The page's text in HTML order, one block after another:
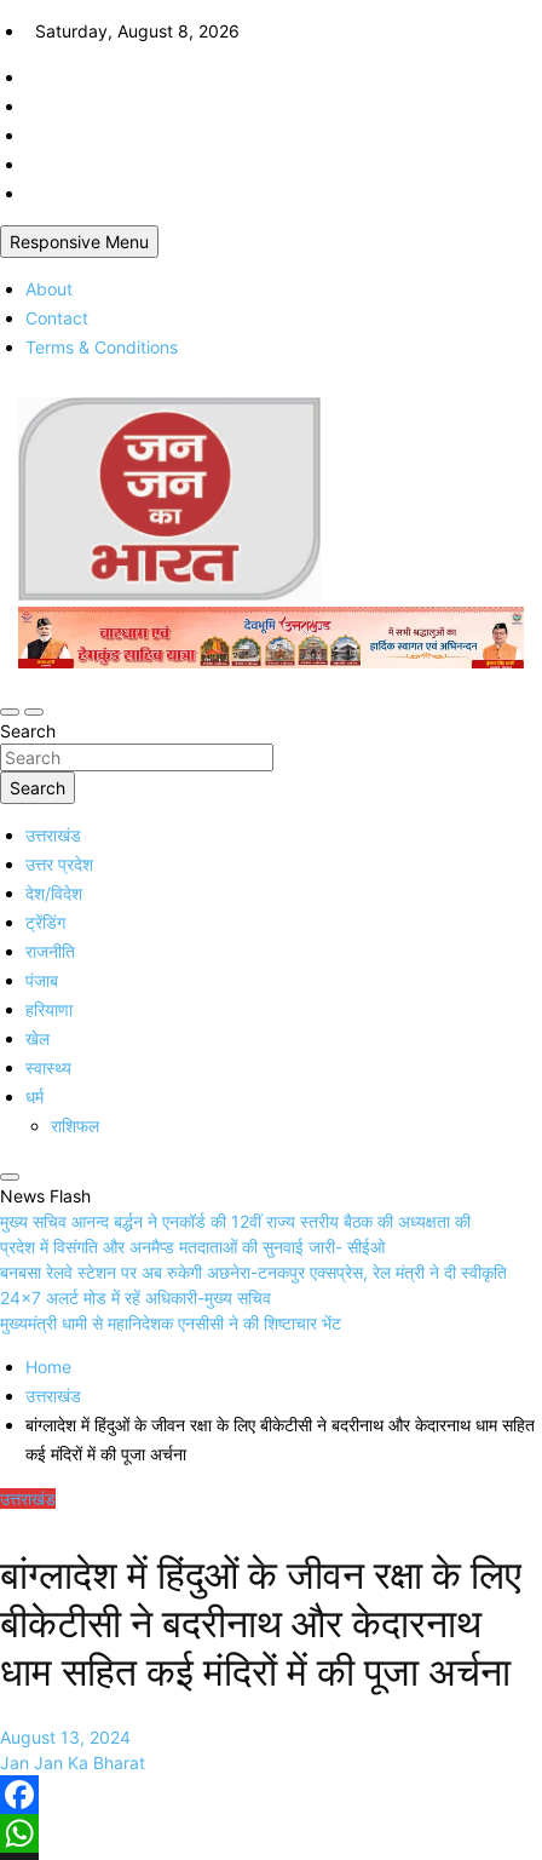
Skip
content
Saturday, August 8, 2026
Responsive Menu
About
Contact
Terms & Conditions
Jan Jan Ka Bharat
Online Trending Hindi News Website
Search
Search
उत्तराखंड
उत्तर प्रदेश
देश/विदेश
ट्रेंडिंग
राजनीति
पंजाब
हरियाणा
खेल
स्वास्थ्य
धर्म
राशिफल
News Flash
मुख्य सचिव आनन्द बर्द्धन ने एनकॉर्ड की 12वीं राज्य स्तरीय बैठक की अध्यक्षता की
प्रदेश में विसंगति और अनमैप्ड मतदाताओं की सुनवाई जारी- सीईओ
बनबसा रेलवे स्टेशन पर अब रुकेगी अछनेरा-टनकपुर एक्सप्रेस, रेल मंत्री ने दी स्वीकृति
24×7 अलर्ट मोड में रहें अधिकारी-मुख्य सचिव
मुख्यमंत्री धामी से महानिदेशक एनसीसी ने की शिष्टाचार भेंट
Home
उत्तराखंड
बांग्लादेश में हिंदुओं के जीवन रक्षा के लिए बीकेटीसी ने बदरीनाथ और केदारनाथ धाम सहित
कई मंदिरों में की पूजा अर्चना
उत्तराखंड
बांग्लादेश में हिंदुओं के जीवन रक्षा के लिए
बीकेटीसी ने बदरीनाथ और केदारनाथ
धाम सहित कई मंदिरों में की पूजा अर्चना
August 13, 2024
Jan Jan Ka Bharat
Facebook